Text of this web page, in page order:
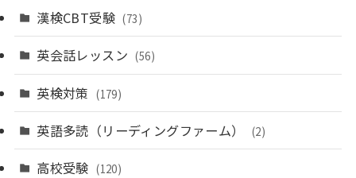
漢検CBT受験 (73)
英会話レッスン (56)
英検対策 (179)
英語多読（リーディングファーム） (2)
高校受験 (120)